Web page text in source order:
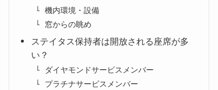
機内環境・設備
窓からの眺め
ステイタス保持者は開放される座席が多
い？
ダイヤモンドサービスメンバー
プラチナサービスメンバー